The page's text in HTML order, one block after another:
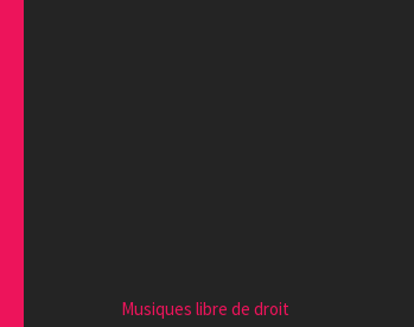
Musiques libre de droit